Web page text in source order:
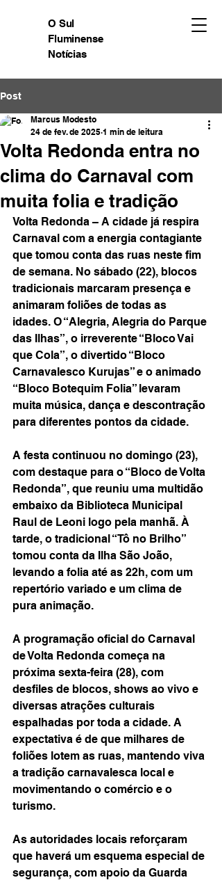
O Sul
Fluminense
Notícias
Post
Volta Redonda entra no
clima do Carnaval com
muita folia e tradição
Marcus Modesto
24 de fev. de 2025 1 min de leitura
Volta Redonda – A cidade já respira
Carnaval com a energia contagiante
que tomou conta das ruas neste fim
de semana. No sábado (22), blocos
tradicionais marcaram presença e
animaram foliões de todas as
idades. O “Alegria, Alegria do Parque
das Ilhas”, o irreverente “Bloco Vai
que Cola”, o divertido “Bloco
Carnavalesco Kurujas” e o animado
“Bloco Botequim Folia” levaram
muita música, dança e descontração
para diferentes pontos da cidade.
A festa continuou no domingo (23),
com destaque para o “Bloco de Volta
Redonda”, que reuniu uma multidão
embaixo da Biblioteca Municipal
Raul de Leoni logo pela manhã. À
tarde, o tradicional “Tô no Brilho”
tomou conta da Ilha São João,
levando a folia até as 22h, com um
repertório variado e um clima de
pura animação.
A programação oficial do Carnaval
de Volta Redonda começa na
próxima sexta-feira (28), com
desfiles de blocos, shows ao vivo e
diversas atrações culturais
espalhadas por toda a cidade. A
expectativa é de que milhares de
foliões lotem as ruas, mantendo viva
a tradição carnavalesca local e
movimentando o comércio e o
turismo.
As autoridades locais reforçaram
que haverá um esquema especial de
segurança, com apoio da Guarda